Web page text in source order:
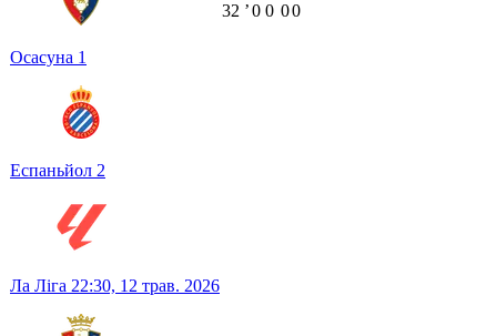
Осасуна 1
Еспаньйол 2
32 ʼ0 0 00
Ла Ліга 22:30, 12 трав. 2026